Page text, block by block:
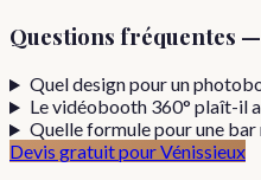
Questions fréquentes —
Quel design pour un
Le vidéobooth 360° plaît-il
Quelle formule pour une bar
Devis gratuit pourVénissieux